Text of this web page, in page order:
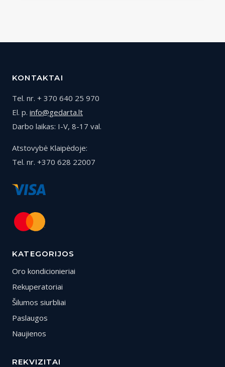
KONTAKTAI
Tel. nr. + 370 640 25 970
El. p. info@gedarta.lt
Darbo laikas: I-V, 8-17 val.
Atstovybė Klaipėdoje:
Tel. nr. +370 628 22007
KATEGORIJOS
Oro kondicionieriai
Rekuperatoriai
Šilumos siurbliai
Paslaugos
Naujienos
REKVIZITAI